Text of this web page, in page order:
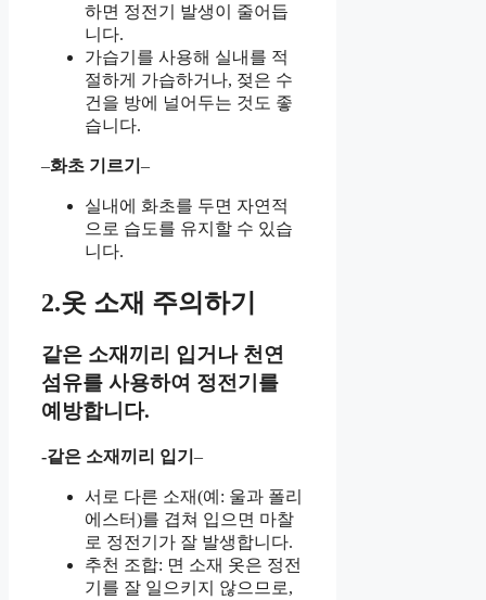
하면 정전기 발생이 줄어듭
니다.
가습기를 사용해 실내를 적
절하게 가습하거나, 젖은 수
건을 방에 널어두는 것도 좋
습니다.
–화초 기르기 –
실내에 화초를 두면 자연적
으로 습도를 유지할 수 있습
니다.
2.옷 소재 주의하기
같은 소재끼리 입거나 천연
섬유를 사용하여 정전기를
예방합니다.
-같은 소재끼리 입기 –
서로 다른 소재(예: 울과 폴리
에스터)를 겹쳐 입으면 마찰
로 정전기가 잘 발생합니다.
추천 조합: 면 소재 옷은 정전
기를 잘 일으키지 않으므로,